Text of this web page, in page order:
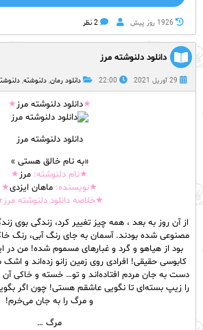
1926 روز پيش 2 نظر
دانلود دلنوشته مرز
29 آوریل 2021 22:00 دانلود رمان, دلنوشته,
★دانلود دلنوشته مرز★
دانلود دلنوشته مرز
«به نام خالق هستی »
★نام دلنوشته: مرز★
★نویسنده: ماهان ایزدی★
★خلاصه دانلود دلنوشته
از آن روز به بعد ، همه چیز تغییر کرد، زندگی بوی
مصنوعی شده بودند. آسمان به جای رنگ آبی، رنگ
بود از هیاهو و گرد و غبارهای مسموم شده! من در
کابوسی حقیقی! افرادی روی زمین زانو زده‌اند و اشک
دست به جان مردم افتاده‌اند و تو… خسته و خاکی
را زیپ بسته‌ای تا نگویی عاشقم هستی! چون اگر
و مرگ را به جان می‌خرم!
مرگ …